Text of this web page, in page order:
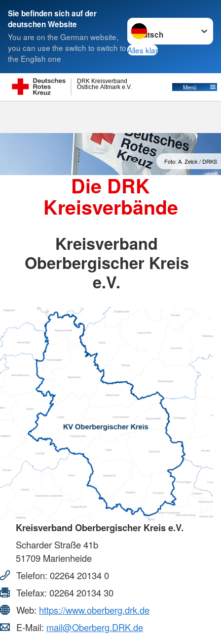
Sie befinden sich auf der
deutschen Website
You are on the German website,
you can use the switch to switch to
the English one
Sprache wechseln zu
Alles klar
Östliche Altmark e.V.
DRK Kreisverband
Menü
Suche
Kreisverbände
Foto: A. Zelck / DRKS
Die DRK
Kreisverbände
Kreisverband
Oberbergischer Kreis
e.V.
Kreisverband Oberbergischer Kreis e.V.
Scharder Straße 41b
51709 Marienheide
Telefon: 02264 20134 0
Telefax: 02264 20134 30
Web: https://www.oberberg.drk.de
E-Mail: mail@Oberberg.DRK.de